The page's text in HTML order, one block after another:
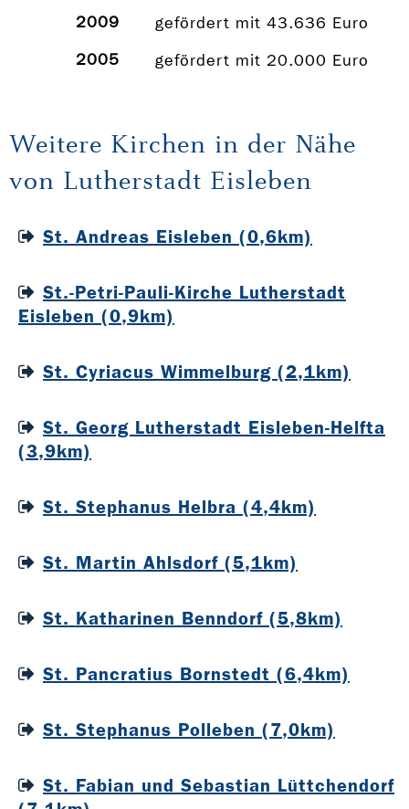
2009
gefördert mit 43.636 Euro
2005
gefördert mit 20.000 Euro
Weitere Kirchen in der Nähe
von Lutherstadt Eisleben
St. Andreas Eisleben (0,6km)
St.-Petri-Pauli-Kirche Lutherstadt
Eisleben (0,9km)
St. Cyriacus Wimmelburg (2,1km)
St. Georg Lutherstadt Eisleben-Helfta
(3,9km)
St. Stephanus Helbra (4,4km)
St. Martin Ahlsdorf (5,1km)
St. Katharinen Benndorf (5,8km)
St. Pancratius Bornstedt (6,4km)
St. Stephanus Polleben (7,0km)
St. Fabian und Sebastian Lüttchendorf